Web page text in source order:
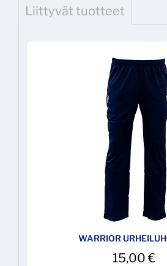
Liittyvät tuotteet
WARRIOR
15,00€